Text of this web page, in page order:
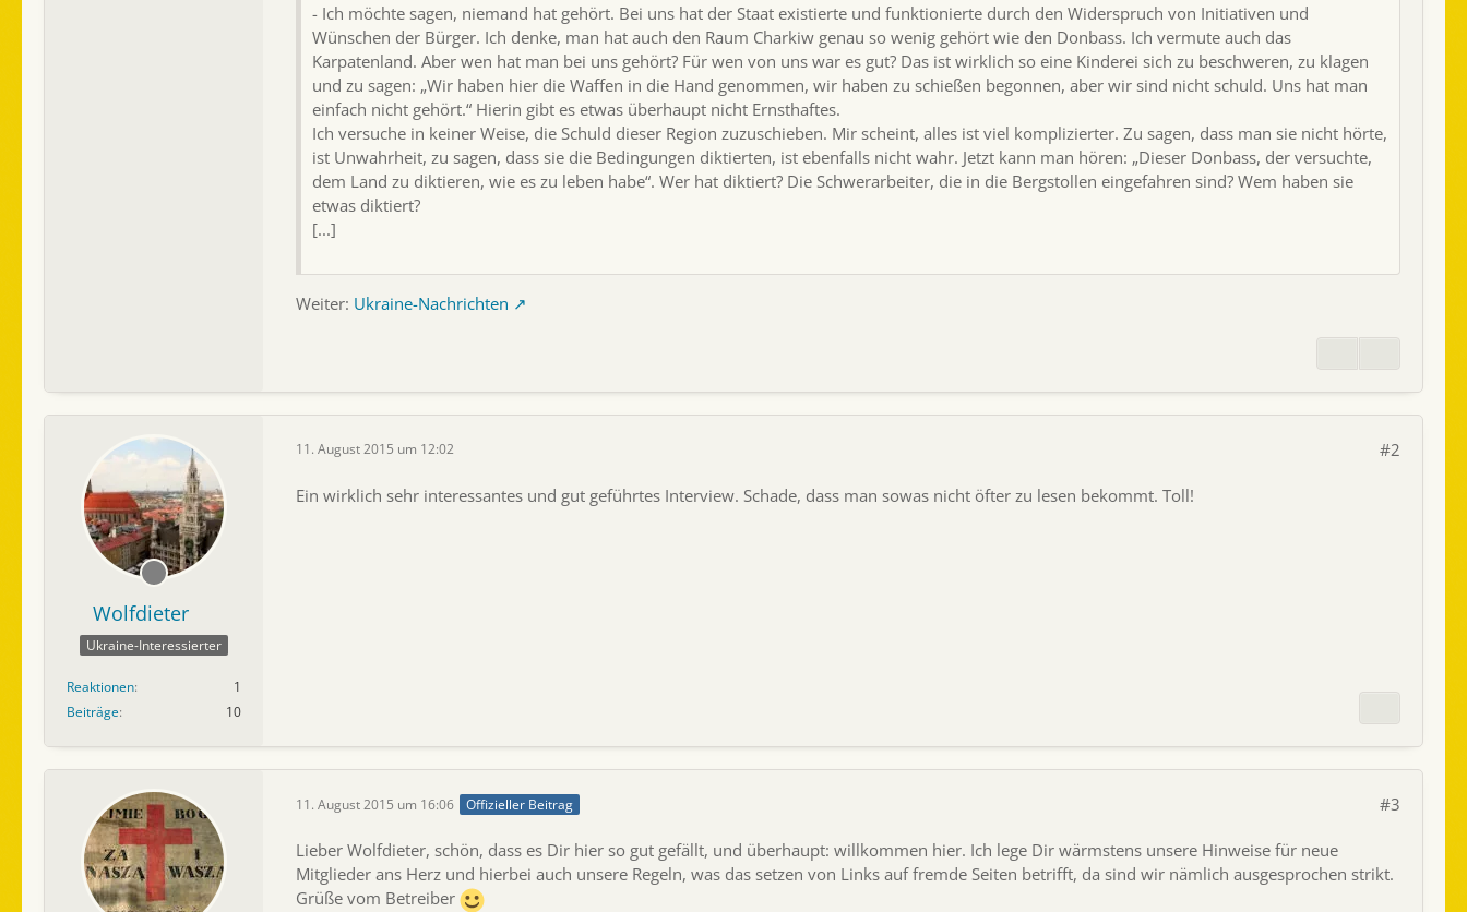
- Ich möchte sagen, niemand hat gehört. Bei uns hat der Staat existierte und funktionierte durch den Widerspruch von Initiativen und
Wünschen der Bürger. Ich denke, man hat auch den Raum Charkiw genau so wenig gehört wie den Donbass. Ich vermute auch das
Karpatenland. Aber wen hat man bei uns gehört? Für wen von uns war es gut? Das ist wirklich so eine Kinderei sich zu beschweren, zu klagen
und zu sagen: „Wir haben hier die Waffen in die Hand genommen, wir haben zu schießen begonnen, aber wir sind nicht schuld. Uns hat man
einfach nicht gehört.“ Hierin gibt es etwas überhaupt nicht Ernsthaftes.
Ich versuche in keiner Weise, die Schuld dieser Region zuzuschieben. Mir scheint, alles ist viel komplizierter. Zu sagen, dass man sie nicht hörte,
ist Unwahrheit, zu sagen, dass sie die Bedingungen diktierten, ist ebenfalls nicht wahr. Jetzt kann man hören: „Dieser Donbass, der versuchte,
dem Land zu diktieren, wie es zu leben habe“. Wer hat diktiert? Die Schwerarbeiter, die in die Bergstollen eingefahren sind? Wem haben sie
etwas diktiert?
[...]
Weiter: Ukraine-Nachrichten
Wolfdieter
Ukraine-Interessierter
Reaktionen
1
Beiträge
10
11. August 2015 um 12:02 #2
Ein wirklich sehr interessantes und gut geführtes Interview. Schade, dass man sowas nicht öfter zu lesen bekommt. Toll!
11. August 2015 um 16:06 Offizieller Beitrag #3
Lieber Wolfdieter, schön, dass es Dir hier so gut gefällt, und überhaupt: willkommen hier. Ich lege Dir wärmstens unsere Hinweise für neue
Mitglieder ans Herz und hierbei auch unsere Regeln, was das setzen von Links auf fremde Seiten betrifft, da sind wir nämlich ausgesprochen strikt.
Grüße vom Betreiber